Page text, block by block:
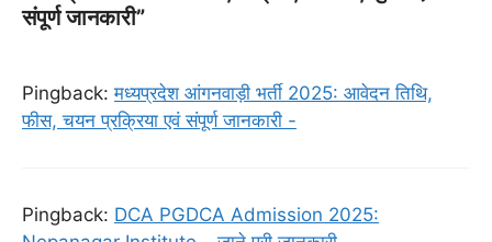
संपूर्ण जानकारी”
Pingback:मध्यप्रदेश आंगनवाड़ी भर्ती 2025: आवेदन तिथि,
फीस, चयन प्रक्रिया एवं संपूर्ण जानकारी -
Pingback: DCA PGDCA Admission 2025: